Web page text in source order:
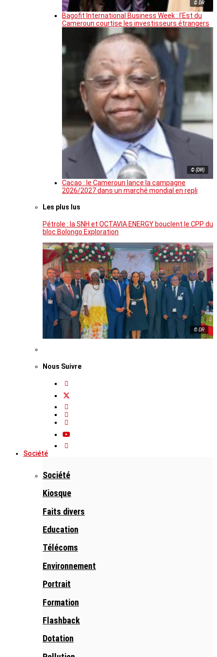
© DR
Bagofit International Business Week : l’Est du
Cameroun courtise les investisseurs étrangers
© (DR)
Cacao : le Cameroun lance la campagne
2026/2027 dans un marché mondial en repli
Les plus lus
Pétrole : la SNH et OCTAVIA ENERGY bouclent le CPP du
bloc Bolongo Exploration
© DR
Nous Suivre
Société
Société
Kiosque
Faits divers
Education
Télécoms
Environnement
Portrait
Formation
Flashback
Dotation